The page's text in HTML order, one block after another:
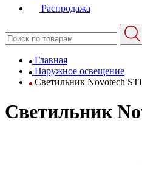
Распродажа
Главная
Наружное освещение
Светильник Novotech
Светильник